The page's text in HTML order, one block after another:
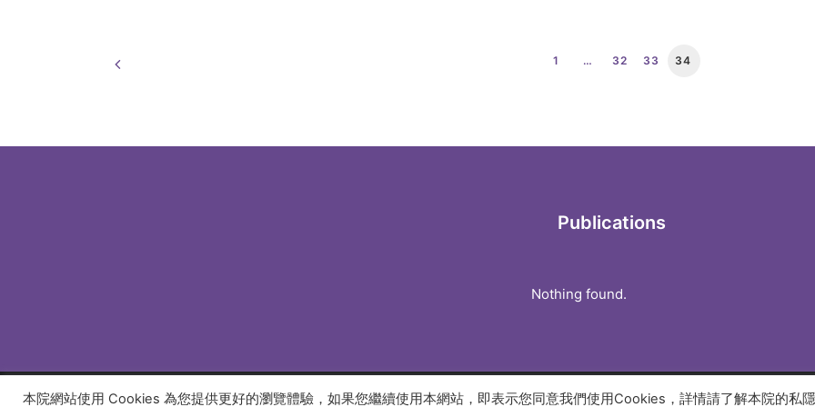
1 … 32 33 34
Publications
Nothing found.
© 2026 建道神學院Alliance Bible Seminary. All rights reserved
本院網站使用 Cookies 為您提供更好的瀏覽體驗，如果您繼續使用本網站，即表示您同意我們使用Cookies，詳情請了解本院的私